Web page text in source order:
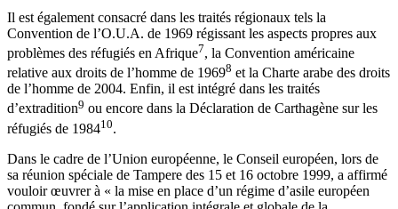
Il est également consacré dans les traités régionaux tels la
Convention de l’O.U.A. de 1969 régissant les aspects propres aux
problèmes des réfugiés en Afrique7, la Convention américaine
relative aux droits de l’homme de 19698 et la Charte arabe des droits
de l’homme de 2004. Enfin, il est intégré dans les traités
d’extradition9 ou encore dans la Déclaration de Carthagène sur les
réfugiés de 198410.
Dans le cadre de l’Union européenne, le Conseil européen, lors de
sa réunion spéciale de Tampere des 15 et 16 octobre 1999, a affirmé
vouloir œuvrer à « la mise en place d’un régime d’asile européen